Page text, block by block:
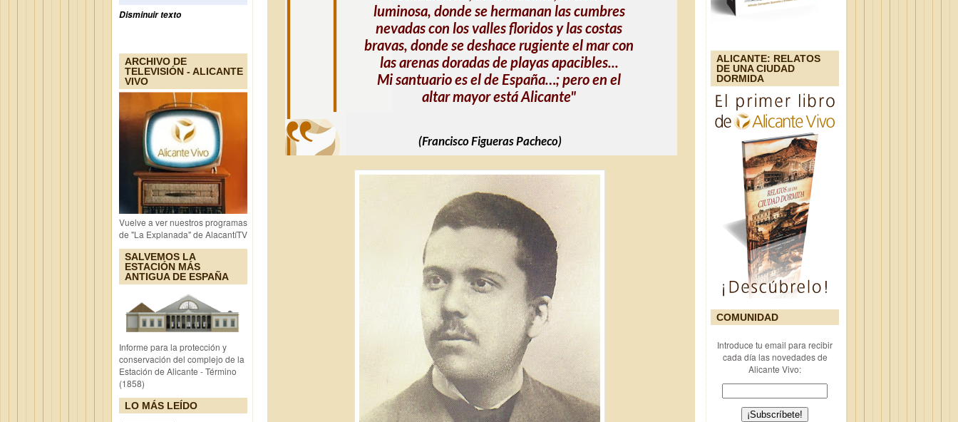
Disminuir texto
ARCHIVO DE
TELEVISIÓN - ALICANTE
VIVO
Vuelve a ver nuestros programas
de "La Explanada" de AlacantíTV
SALVEMOS LA
ESTACIÓN MÁS
ANTIGUA DE ESPAÑA
Informe para la protección y
conservación del complejo de la
Estación de Alicante - Término
(1858)
LO MÁS LEÍDO
luminosa, donde se hermanan las cumbres
nevadas con los valles floridos y las costas
bravas, donde se deshace rugiente el mar con
las arenas doradas de playas apacibles...
Mi santuario es el de España…; pero en el
altar mayor está Alicante"
(Francisco Figueras Pacheco)
ALICANTE: RELATOS
DE UNA CIUDAD
DORMIDA
COMUNIDAD
Introduce tu email para recibir
cada día las novedades de
Alicante Vivo: